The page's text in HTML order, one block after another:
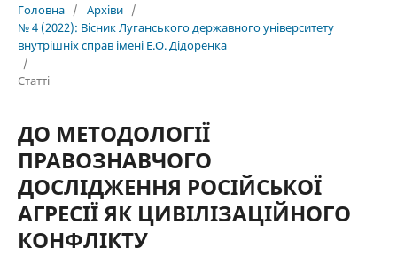
Головна / Архіви /
№ 4 (2022): Вісник Луганського державного університету
внутрішніх справ імені Е.О. Дідоренка
/
Статті
ДО МЕТОДОЛОГІЇ
ПРАВОЗНАВЧОГО
ДОСЛІДЖЕННЯ РОСІЙСЬКОЇ
АГРЕСІЇ ЯК ЦИВІЛІЗАЦІЙНОГО
КОНФЛІКТУ